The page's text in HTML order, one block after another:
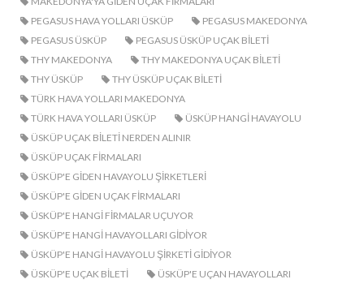
PEGASUS HAVA YOLLARI ÜSKÜP
PEGASUS MAKEDONYA
PEGASUS ÜSKÜP
PEGASUS ÜSKÜP UÇAK BILETI
THY MAKEDONYA
THY MAKEDONYA UÇAK BILETI
THY ÜSKÜP
THY ÜSKÜP UÇAK BILETI
TÜRK HAVA YOLLARI MAKEDONYA
TÜRK HAVA YOLLARI ÜSKÜP
ÜSKÜP HANGI HAVAYOLU
ÜSKÜP UÇAK BILETI NERDEN ALINIR
ÜSKÜP UÇAK FIRMALARI
ÜSKÜP'E GIDEN HAVAYOLU ŞIRKETLERI
ÜSKÜP'E GIDEN UÇAK FIRMALARI
ÜSKÜP'E HANGI FIRMALAR UÇUYOR
ÜSKÜP'E HANGI HAVAYOLLARI GIDIYOR
ÜSKÜP'E HANGI HAVAYOLU ŞIRKETI GIDIYOR
ÜSKÜP'E UÇAK BILETI
ÜSKÜP'E UÇAN HAVAYOLLARI